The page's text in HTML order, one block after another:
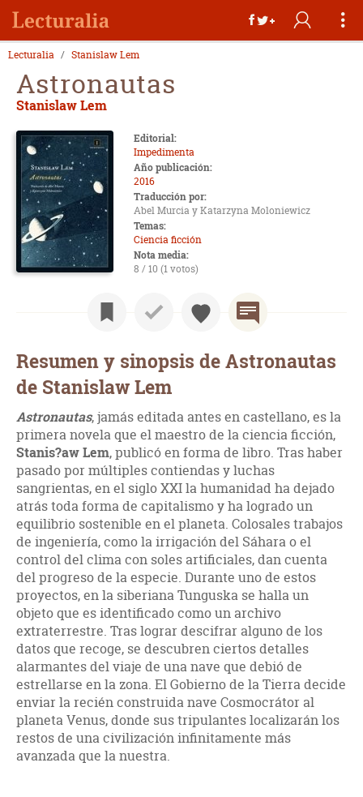
Lecturalia Stanislaw Lem
Astronautas
Stanislaw Lem
Editorial:
Impedimenta
Año publicación:
2016
Traducción por:
Abel Murcia y Katarzyna Moloniewicz
Temas:
Ciencia ficción
Nota media:
8 / 10 (1 votos)
Resumen y sinopsis de Astronautas
de Stanislaw Lem
Astronautas, jamás editada antes en castellano, es la
primera novela que el maestro de la ciencia ficción,
Stanis?aw Lem, publicó en forma de libro. Tras haber
pasado por múltiples contiendas y luchas
sangrientas, en el siglo XXI la humanidad ha dejado
atrás toda forma de capitalismo y ha logrado un
equilibrio sostenible en el planeta. Colosales trabajos
de ingeniería, como la irrigación del Sáhara o el
control del clima con soles artificiales, dan cuenta
del progreso de la especie. Durante uno de estos
proyectos, en la siberiana Tunguska se halla un
objeto que es identificado como un archivo
extraterrestre. Tras lograr descifrar alguno de los
datos que recoge, se descubren ciertos detalles
alarmantes del viaje de una nave que debió de
estrellarse en la zona. El Gobierno de la Tierra decide
enviar la recién construida nave Cosmocrátor al
planeta Venus, donde sus tripulantes localizarán los
restos de una civilización infinitamente más
avanzada que la nuestra.